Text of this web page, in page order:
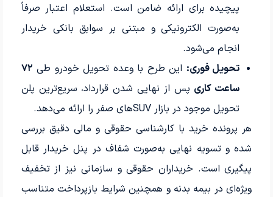
پیچیده برای ارائه ضامن است. استعلام اعتبار صرفاً
به‌صورت الکترونیکی و مبتنی بر سوابق بانکی خریدار
انجام می‌شود.
تحویل فوری: این طرح با وعده تحویل خودرو طی ۷۲
ساعت کاری پس از نهایی شدن قرارداد، سریع‌ترین پلن
تحویل موجود در بازار SUV‌های صفر را ارائه می‌دهد.
هر پرونده خرید با کارشناسی حقوقی و مالی دقیق بررسی
شده و تسویه نهایی به‌صورت شفاف در پنل خریدار قابل
پیگیری است. خریداران حقوقی و سازمانی نیز از تخفیف
ویژه‌ای در بیمه بدنه و همچنین شرایط بازپرداخت متناسب